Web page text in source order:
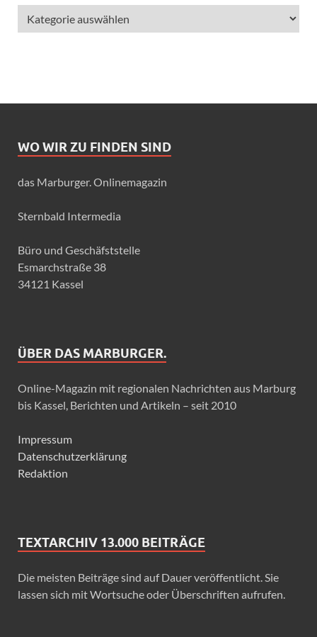
WO WIR ZU FINDEN SIND
das Marburger. Onlinemagazin
Sternbald Intermedia
Büro und Geschäfststelle
Esmarchstraße 38
34121 Kassel
ÜBER DAS MARBURGER.
Online-Magazin mit regionalen Nachrichten aus Marburg
bis Kassel, Berichten und Artikeln – seit 2010
Impressum
Datenschutzerklärung
Redaktion
TEXTARCHIV 13.000 BEITRÄGE
Die meisten Beiträge sind auf Dauer veröffentlicht. Sie
lassen sich mit Wortsuche oder Überschriften aufrufen.